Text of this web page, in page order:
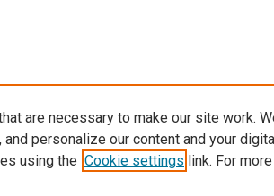
are necessary to make our site work.
and personalize our content and your
using the Cookie settings link. For